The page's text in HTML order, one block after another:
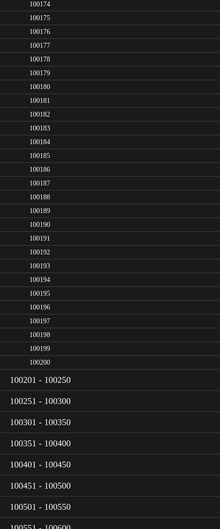
100174
100175
100176
100177
100178
100179
100180
100181
100182
100183
100184
100185
100186
100187
100188
100189
100190
100191
100192
100193
100194
100195
100196
100197
100198
100199
100200
100201 - 100250
100251 - 100300
100301 - 100350
100351 - 100400
100401 - 100450
100451 - 100500
100501 - 100550